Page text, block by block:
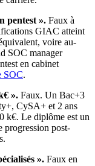
pentest ». Faux à
GIAC atteint
voire au-
SOC manager
en cabinet
SOC.
». Faux. Un Bac+3
CySA+ et 2 ans
k€. Le diplôme est un
progression post-
». Faux en